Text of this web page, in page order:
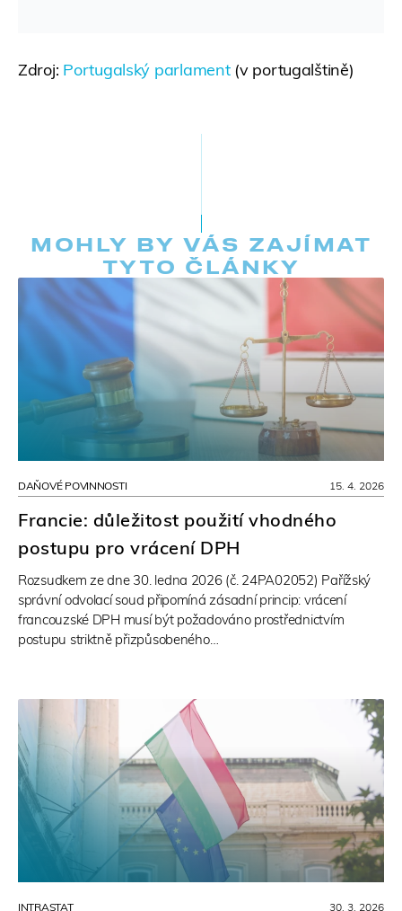
Zdroj: Portugalský parlament(v portugalštině)
MOHLY BY VÁS ZAJÍMAT
TYTO ČLÁNKY
DAŇOVÉ POVINNOSTI
Francie: důležitost použití vhodného
postupu pro vrácení DPH
Rozsudkem ze dne 30. ledna 2026 (č. 24PA02052) Pařížský
správní odvolací soud připomíná zásadní princip: vrácení
francouzské DPH musí být požadováno prostřednictvím
postupu striktně přizpůsobeného…
15. 4. 2026
INTRASTAT 30. 3. 2026